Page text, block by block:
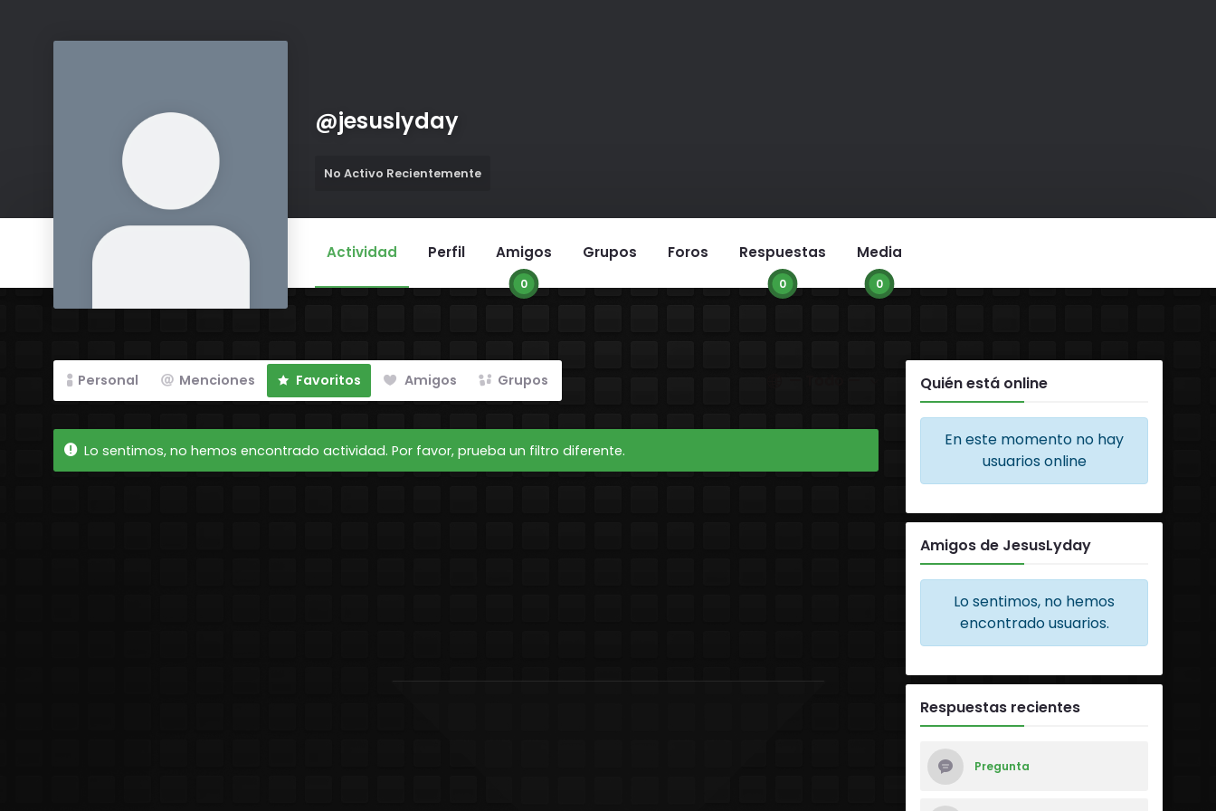
@jesuslyday
No Activo Recientemente
Actividad Perfil Amigos
0
Grupos Foros Respuestas
0
Media
0
Personal Menciones Favoritos Amigos Grupos
Lo sentimos, no hemos encontrado actividad. Por favor, prueba un filtro diferente.
Quién está online
En este momento no hay
usuarios online
Amigos de JesusLyday
Lo sentimos, no hemos
encontrado usuarios.
Respuestas recientes
Pregunta